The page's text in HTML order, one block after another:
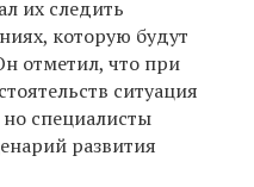
их следить
которую будут
отметил, что при
ситуация
специалисты
развития